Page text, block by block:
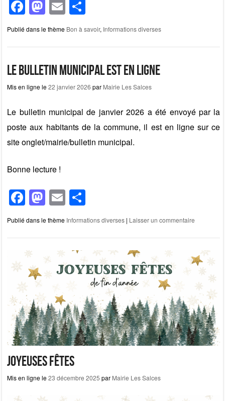
F
a
c
e
b
o
o
k
M
a
st
o
d
o
E
m
ail
ar
ta
g
er
Publié dans le thème Bon à savoir, Informations diverses
Le bulletin municipal est en ligne
Mis en ligne le22 janvier 2026 par Mairie Les Salces
Le bulletin municipal de janvier 2026 a été envoyé par la
poste aux habitants de la commune, il est en ligne sur ce
site onglet/mairie/bulletin municipal.
Bonne lecture !
F
a
c
e
b
o
o
k
M
a
st
o
d
o
E
m
ail
ar
ta
g
er
Publié dans le thème Informations diverses | Laisser un commentaire
JOYEUSES FÊTES
Mis en ligne le23 décembre 2025 par Mairie Les Salces